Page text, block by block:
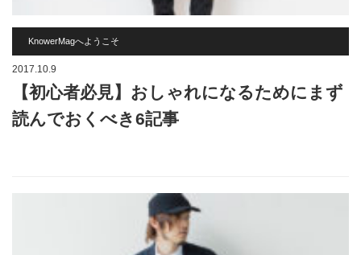
KnowerMagへようこそ
2017.10.9
【初心者必見】おしゃれになるためにまず
読んでおくべき6記事